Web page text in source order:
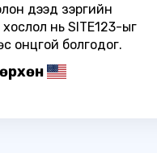
дээд зэргийн
нь SITE123-ыг
онцгой болгодог.